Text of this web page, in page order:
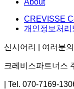
CREVISSE
개인정보처리
신시어리 | 여러분
크레비스파트너스
| Tel. 070-7169-